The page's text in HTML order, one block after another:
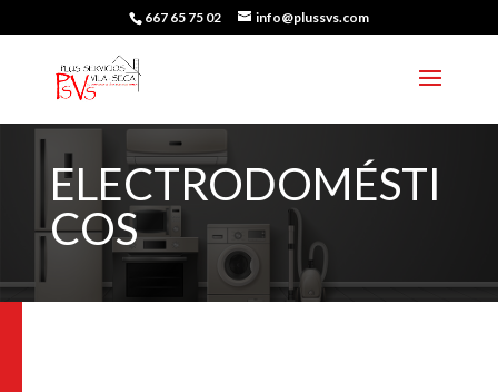
667 65 75 02 info@plussvs.com
ELECTRODOMÉSTI
COS